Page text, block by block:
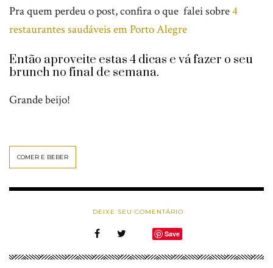
Pra quem perdeu o post, confira o que falei sobre4
restaurantes saudáveis em Porto Alegre
Então aproveite estas 4 dicas e vá fazer o seu
brunch no final de semana.
Grande beijo!
COMER E BEBER
DEIXE SEU COMENTÁRIO
Save